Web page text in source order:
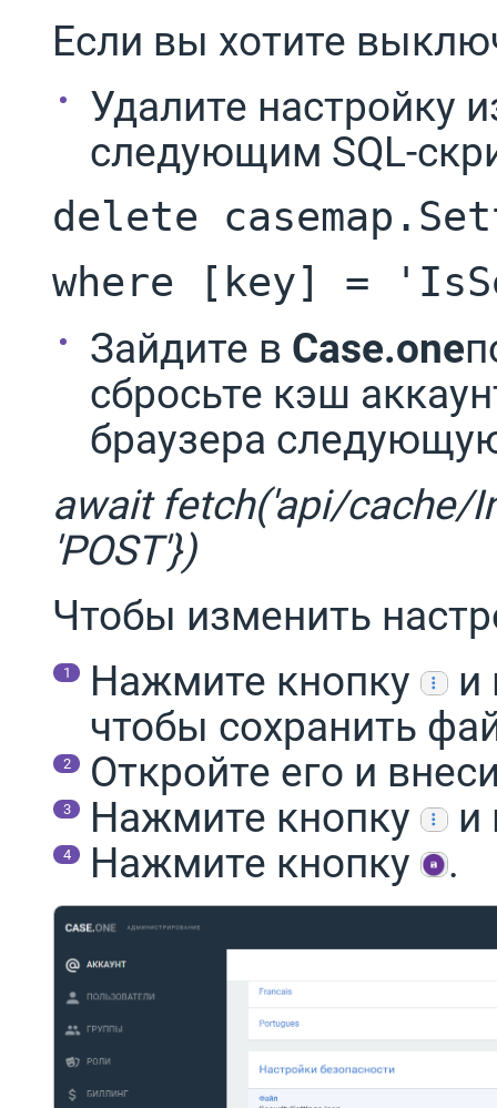
Если вы хотите
Удалите настройку
следующим SQL-
delete
where [key] =
Зайдите в Case.one
сбросьте кэш
браузера
await fetch('api/cache/
'POST'})
Чтобы изменить
Нажмите кнопку
и
чтобы сохранить
Откройте его и
Нажмите кнопку
и
Нажмите кнопку
.